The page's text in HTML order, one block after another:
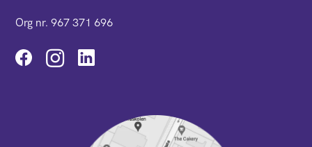
Org nr. 967 371 696
Instagram